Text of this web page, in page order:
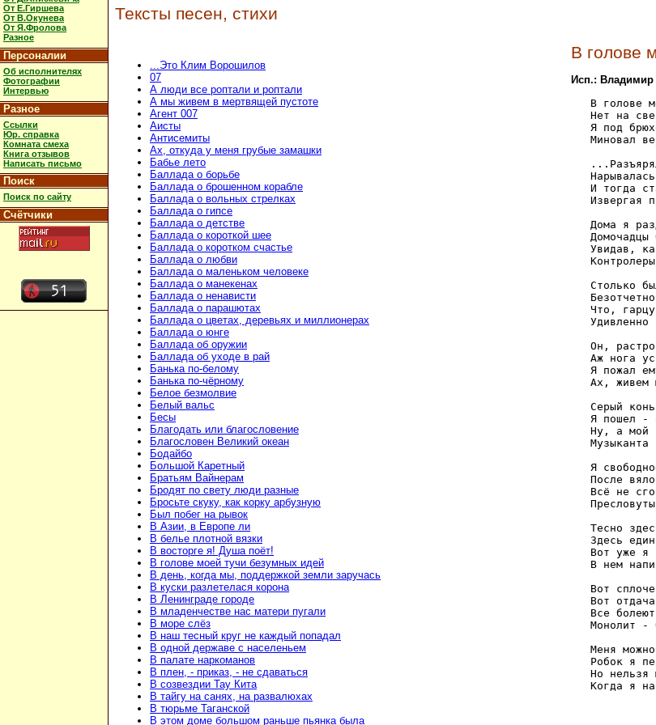
От Е.Гиршева
От В.Окунева
От Я.Фролова
Разное
Персоналии
Об исполнителях
Фотографии
Интервью
Разное
Ссылки
Юр. справка
Комната смеха
Книга отзывов
Написать письмо
Поиск
Поиск по сайту
Счётчики
Тексты песен, стихи
...Это Клим Ворошилов
07
А люди все роптали и роптали
А мы живем в мертвящей пустоте
Агент 007
Аисты
Антисемиты
Ах, откуда у меня грубые замашки
Бабье лето
Баллада о борьбе
Баллада о брошенном корабле
Баллада о вольных стрелках
Баллада о гипсе
Баллада о детстве
Баллада о короткой шее
Баллада о коротком счастье
Баллада о любви
Баллада о маленьком человеке
Баллада о манекенах
Баллада о ненависти
Баллада о парашютах
Баллада о цветах, деревьях и миллионерах
Баллада о юнге
Баллада об оружии
Баллада об уходе в рай
Банька по-белому
Банька по-чёрному
Белое безмолвие
Белый вальс
Бесы
Благодать или благословение
Благословен Великий океан
Бодайбо
Большой Каретный
Братьям Вайнерам
Бродят по свету люди разные
Бросьте скуку, как корку арбузную
Был побег на рывок
В Азии, в Европе ли
В белье плотной вязки
В восторге я! Душа поёт!
В голове моей тучи безумных идей
В день, когда мы, поддержкой земли заручась
В куски разлетелася корона
В Ленинграде городе
В младенчестве нас матери пугали
В море слёз
В наш тесный круг не каждый попадал
В одной державе с населеньем
В палате наркоманов
В плен, - приказ, - не сдаваться
В созвездии Тау Кита
В тайгу на санях, на развалюхах
В тюрьме Таганской
В этом доме большом раньше пьянка была
В голове
Исп.:
В голове
Нет на
Я под
Миновал
И тогда
Извергая
Дома я
Домочадцы
Увидав,
Столько
Что,
Удивленно
Он,
Аж нога
Я пожал
Ах, живем
Серый
Я пошел -
Ну, а мой
Музыканта
Я
После
Всё не
Тесно
Здесь
Вот уже я
В нем
Вот
Вот
Все
Монолит -
Меня
Робок я
Но нельзя
Когда я